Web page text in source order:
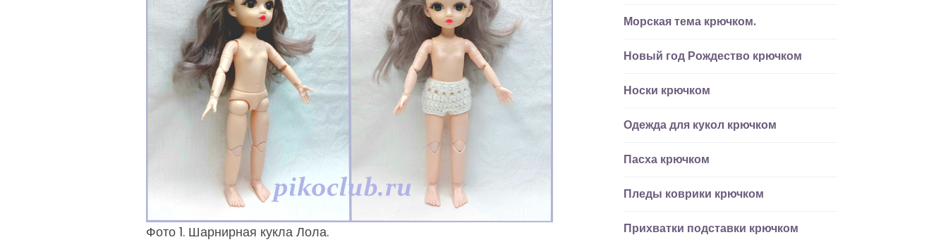
Фото 1. Шарнирная кукла Лола.
Морская тема крючком.
Новый год Рождество крючком
Носки крючком
Одежда для кукол крючком
Пасха крючком
Пледы коврики крючком
Прихватки подставки крючком